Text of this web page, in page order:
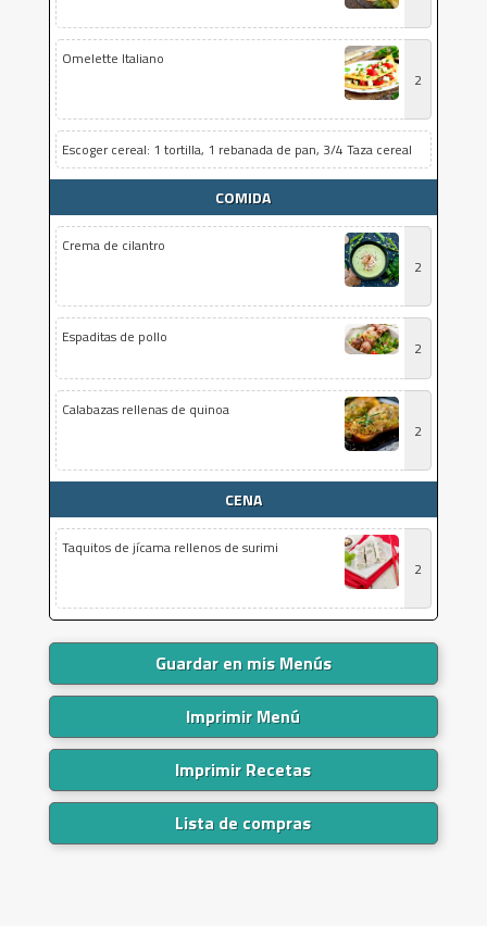
Omelette Italiano
2
Escoger cereal: 1 tortilla, 1 rebanada de pan, 3/4 Taza cereal
COMIDA
Crema de cilantro
2
Espaditas de pollo
2
Calabazas rellenas de quinoa
2
CENA
Taquitos de jícama rellenos de surimi
2
Guardar en mis Menús
Imprimir Menú
Imprimir Recetas
Lista de compras